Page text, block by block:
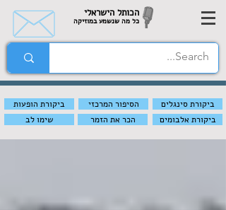
הכותל הישראלי
כל מה שנשמע במוזיקה
ביקורת הופעות
הסיפור המרכזי
שימו לב
הכר את הזמר
ביקורת סינגלים
ביקורת אלבומים